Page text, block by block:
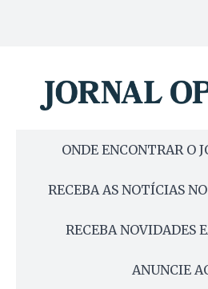
ONDE ENCONTRAR O
RECEBA AS NOTÍCIAS
RECEBA NOVIDADES
ANUNCIE